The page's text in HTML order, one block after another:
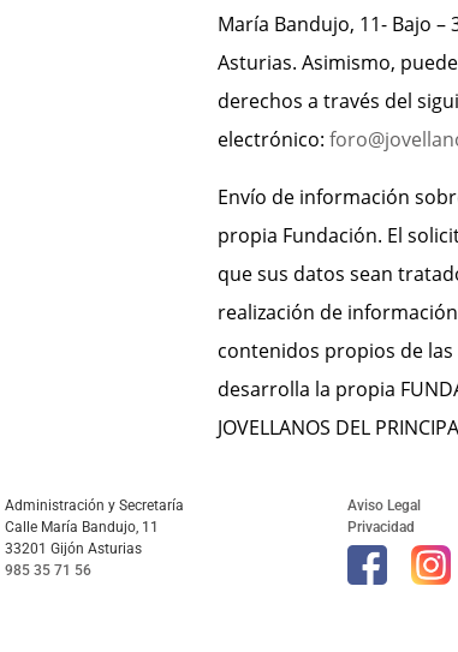
María Bandujo, 11- Bajo –
Asturias. Asimismo,
derechos a través del
electrónico:
Envío de información
propia Fundación. El
que sus datos sean
realización de
contenidos propios de
desarrolla la propia
JOVELLANOS DEL
Administración y Secretaría
Calle María Bandujo, 11
33201 Gijón Asturias
985 35 71 56
Aviso Legal
Privacidad